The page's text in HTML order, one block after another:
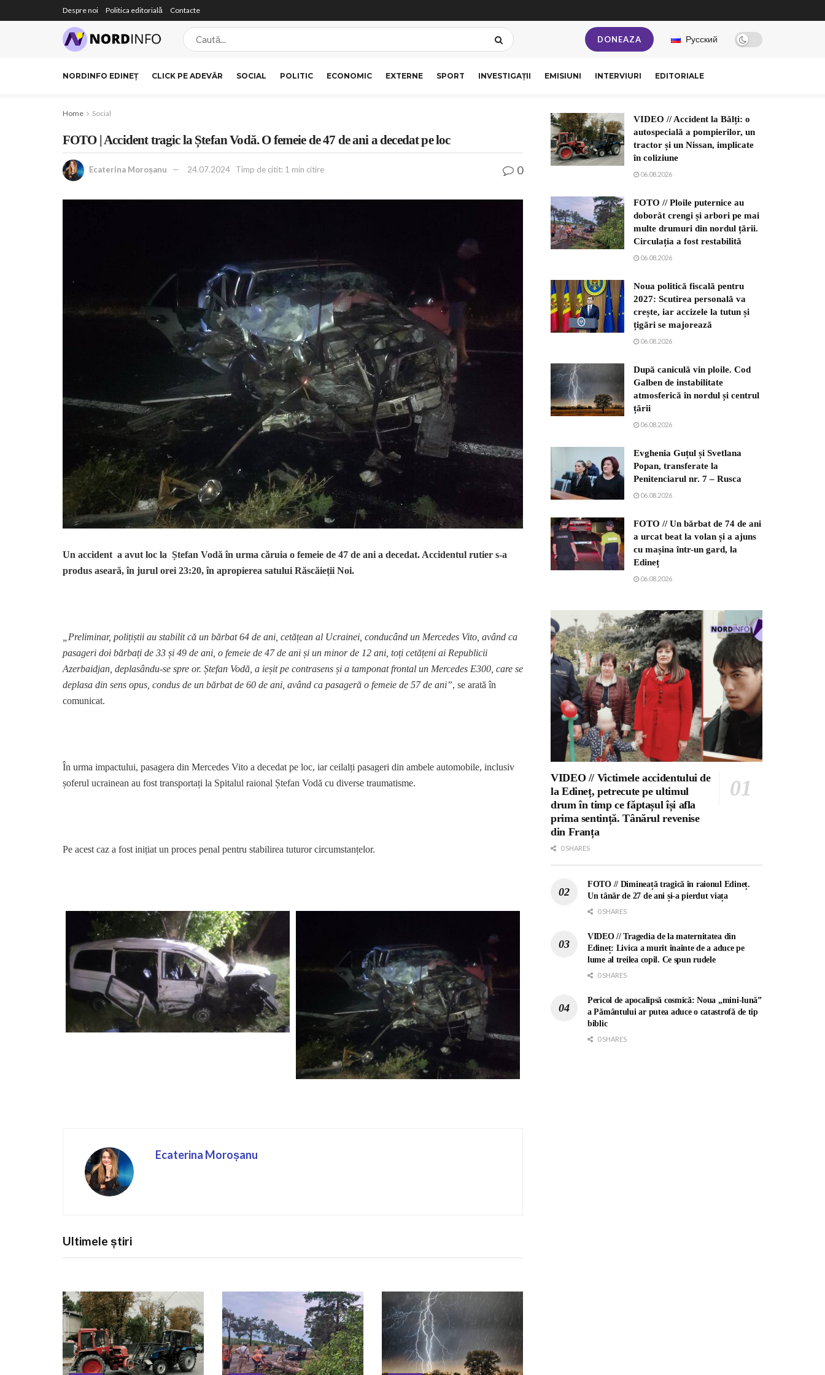
Despre noi Politica editorială Contacte
DONEAZA Русский
NORDINFO EDINEȚ CLICK PE ADEVĂR SOCIAL POLITIC ECONOMIC EXTERNE SPORT INVESTIGAȚII EMISIUNI INTERVIURI EDITORIALE
Home Social
FOTO | Accident tragic la Ștefan Vodă. O femeie de 47 de ani a decedat pe loc
Ecaterina Moroșanu 24.07.2024 Timp de citit: 1 min citire 0
Un accident a avut loc la Ștefan Vodă în urma căruia o femeie de 47 de ani a decedat. Accidentul rutier s-a
produs aseară, în jurul orei 23:20, în apropierea satului Răscăieții Noi.
„Preliminar, polițiștii au stabilit că un bărbat 64 de ani, cetățean al Ucrainei, conducând un Mercedes Vito, având ca
pasageri doi bărbați de 33 și 49 de ani, o femeie de 47 de ani și un minor de 12 ani, toți cetățeni ai Republicii
Azerbaidjan, deplasându-se spre or. Ștefan Vodă, a ieșit pe contrasens și a tamponat frontal un Mercedes E300, care se
deplasa din sens opus, condus de un bărbat de 60 de ani, având ca pasageră o femeie de 57 de ani”, se arată în
comunicat.
În urma impactului, pasagera din Mercedes Vito a decedat pe loc, iar ceilalți pasageri din ambele automobile, inclusiv
șoferul ucrainean au fost transportați la Spitalul raional Ștefan Vodă cu diverse traumatisme.
Pe acest caz a fost inițiat un proces penal pentru stabilirea tuturor circumstanțelor.
Ecaterina Moroșanu
Ultimele știri
VIDEO // Accident la Bălți: o
autospecială a pompierilor, un
tractor și un Nissan, implicate
în coliziune
06.08.2026
FOTO // Ploile puternice au
doborât crengi și arbori pe mai
multe drumuri din nordul țării.
Circulația a fost restabilită
06.08.2026
Noua politică fiscală pentru
2027: Scutirea personală va
crește, iar accizele la tutun și
țigări se majorează
06.08.2026
După caniculă vin ploile. Cod
Galben de instabilitate
atmosferică în nordul și centrul
țării
06.08.2026
Evghenia Guțul și Svetlana
Popan, transferate la
Penitenciarul nr. 7 – Rusca
06.08.2026
FOTO // Un bărbat de 74 de ani
a urcat beat la volan și a ajuns
cu mașina într-un gard, la
Edineț
06.08.2026
VIDEO // Victimele accidentului de
la Edineț, petrecute pe ultimul
drum în timp ce făptașul își afla
prima sentință. Tânărul revenise
din Franța
0 SHARES
FOTO // Dimineață tragică în raionul Edineț.
Un tânăr de 27 de ani și-a pierdut viața
0 SHARES
VIDEO // Tragedia de la maternitatea din
Edineț: Livica a murit înainte de a aduce pe
lume al treilea copil. Ce spun rudele
0 SHARES
Pericol de apocalipsă cosmică: Noua „mini-lună”
a Pământului ar putea aduce o catastrofă de tip
biblic
0 SHARES